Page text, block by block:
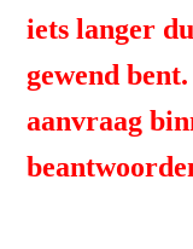
iets langer
gewend
aanvraag